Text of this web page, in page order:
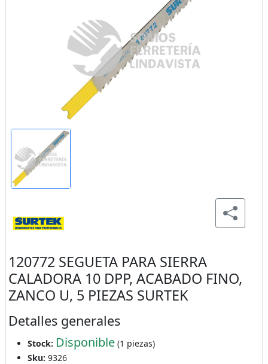
120772 SEGUETA PARA SIERRA
CALADORA 10 DPP, ACABADO FINO,
ZANCO U, 5 PIEZAS SURTEK
Detalles generales
Stock: Disponible(1 piezas)
Sku: 9326